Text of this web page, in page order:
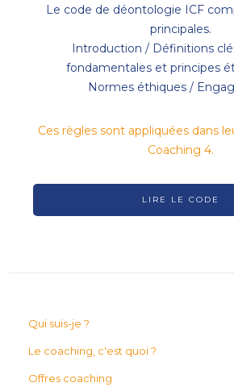
Le code de déontologie ICF
principales.
Introduction / Définitions
fondamentales et principes
Normes éthiques /
Ces règles sont appliquées dans
Coaching 4.
LIRE LE CODE
Qui suis-je ?
Le coaching, c'est quoi ?
Offres coaching